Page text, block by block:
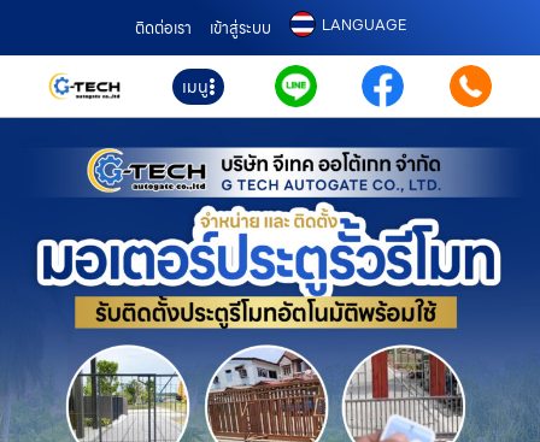
ติดต่อเรา เข้าสู่ระบบ LANGUAGE
เมนู